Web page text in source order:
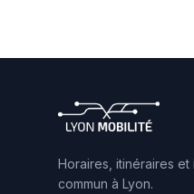
Bointon
Villefranche
Horaires, itinéraires
commun à Lyon.